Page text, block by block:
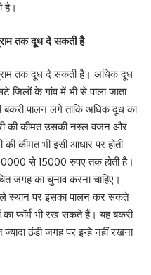
है।
तक दूध दे सकती है
तक दूध दे सकती है। अधिक दूध
जिलों के गांव में भी से पाला जाता
पालन लगे ताकि अधिक दूध का
की कीमत उसकी नस्ल वजन और
की कीमत भी इसी आधार पर होती
से 15000 रुपए तक होती है।
जगह का चुनाव करना चाहिए।
स्थान पर इसका पालन कर सकते
फॉर्म भी रख सकते हैं। यह बकरी
ठंडी जगह पर इन्हे नहीं रखना